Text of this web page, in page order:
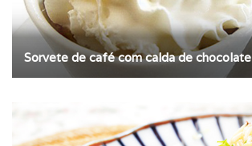
Sorvete de café com calda de chocolate